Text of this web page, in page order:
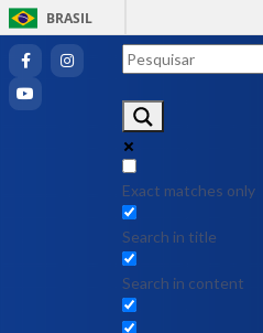
BRASIL
Exact matches only
Search in title
Search in content